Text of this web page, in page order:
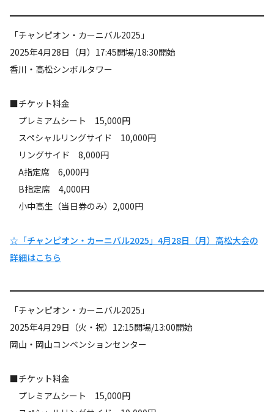
「チャンピオン・カーニバル2025」
2025年4月28日（月）17:45開場/18:30開始
香川・高松シンボルタワー
■チケット料金
プレミアムシート 15,000円
スペシャルリングサイド 10,000円
リングサイド 8,000円
A指定席 6,000円
B指定席 4,000円
小中高生（当日券のみ）2,000円
☆「チャンピオン・カーニバル2025」4月28日（月）高松大会の
詳細はこちら
「チャンピオン・カーニバル2025」
2025年4月29日（火・祝）12:15開場/13:00開始
岡山・岡山コンベンションセンター
■チケット料金
プレミアムシート 15,000円